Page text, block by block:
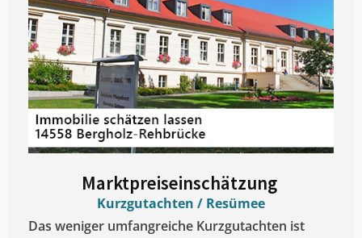
Marktpreiseinschätzung ​
Kurzgutachten / Resümee
Das weniger umfangreiche Kurzgutachten ist